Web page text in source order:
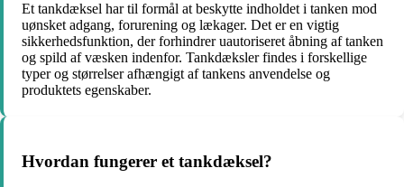
Et tankdæksel har til formål at beskytte indholdet i tanken mod
uønsket adgang, forurening og lækager. Det er en vigtig
sikkerhedsfunktion, der forhindrer uautoriseret åbning af tanken
og spild af væsken indenfor. Tankdæksler findes i forskellige
typer og størrelser afhængigt af tankens anvendelse og
produktets egenskaber.
Hvordan fungerer et tankdæksel?